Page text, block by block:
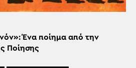
Ένα ποίημα από την
Ποίησης